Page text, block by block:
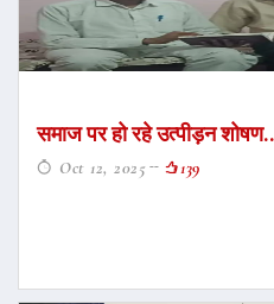
समाज पर हो रहे उत्पीड़न
Oct 12, 2025 139